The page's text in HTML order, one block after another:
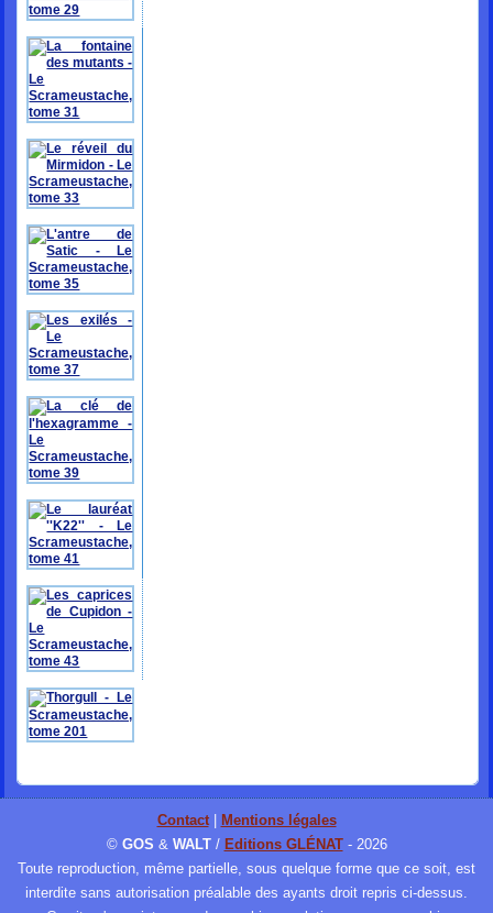
Contact|
Mentions légales
© GOS & WALT/ Editions GLÉNAT- 2026
Toute reproduction, même partielle, sous quelque forme que ce soit, est
interdite sans autorisation préalable des ayants droit repris ci-dessus.